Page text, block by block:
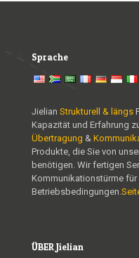
Sprache
Jielian Strukturell & längs
Kapazität und Erfahrung
Übertragung &
Produkte, die Sie von
benötigen. Wir fertigen
Kommunikationstürme für
Betriebsbedingungen.
ÜBER Jielian